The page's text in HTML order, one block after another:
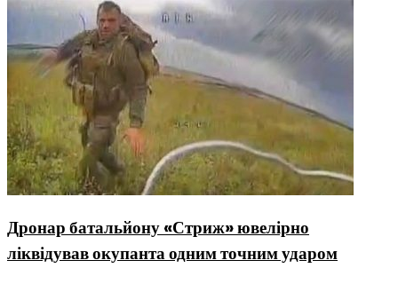
Дронар батальйону «Стриж» ювелірно
ліквідував окупанта одним точним ударом